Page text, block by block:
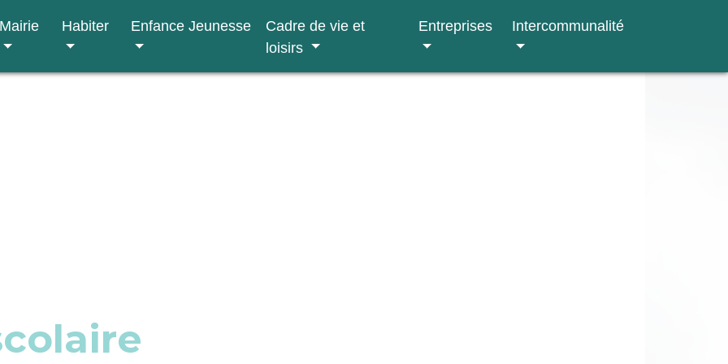
Mairie Habiter Enfance Jeunesse
Cadre de vie et
loisirs
Entreprises Intercommunalité